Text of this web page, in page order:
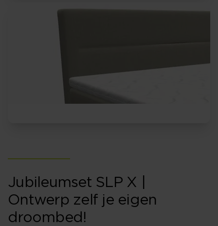
Jubileumset SLP X |
Ontwerp zelf je eigen
droombed!